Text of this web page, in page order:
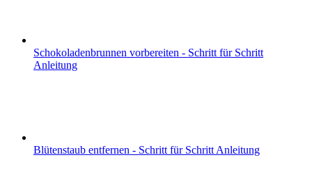
Schokoladenbrunnen vorbereiten - Schritt für Schritt
Anleitung
Blütenstaub entfernen - Schritt für Schritt Anleitung